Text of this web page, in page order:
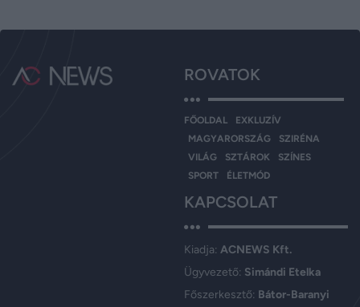
ROVATOK
FŐOLDAL
EXKLUZÍV
MAGYARORSZÁG
SZIRÉNA
VILÁG
SZTÁROK
SZÍNES
SPORT
ÉLETMÓD
KAPCSOLAT
Kiadja: ACNEWS Kft.
Ügyvezető: Simándi Etelka
Főszerkesztő: Bátor-Baranyi